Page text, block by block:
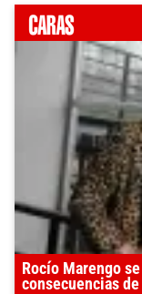
Rocío Marengo
consecuencias